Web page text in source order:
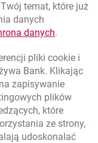
się w nowej karcie
temat, które już
danych
danychlink
.
pliki cookie i
Bank. Klikając
zapisywanie
plików
które
ze strony,
udoskonalać